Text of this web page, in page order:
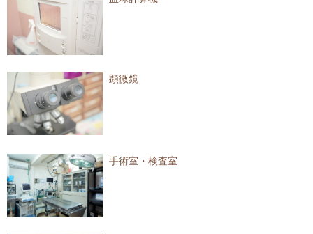
顕微鏡
手術室・検査室